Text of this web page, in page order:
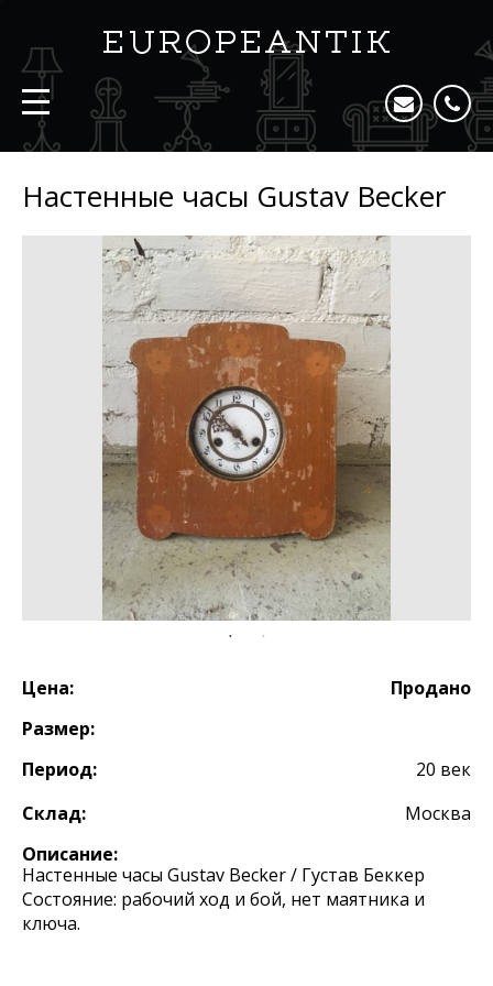
Настенные часы Gustav Becker
Цена:
Продано
Размер:
Период:
20 век
Склад:
Москва
Описание:
Настенные часы Gustav Becker / Густав Беккер
Состояние: рабочий ход и бой, нет маятника и
ключа.